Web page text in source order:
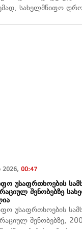
სახელმწიფო
2026, 00:47
უსაფრთხოების
შენობებზე
უსაფრთხოების
შენობებზე,